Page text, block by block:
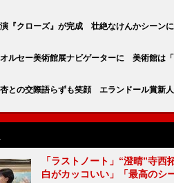
『クローズ』が完成 壮絶なけんかシーン
ルセー美術館展ナビゲーターに 美術館は「
との交際語らずも笑顔 エランドール賞新
「ラストノート」“澄晴”寺
白がカッコいい」「最高のシ